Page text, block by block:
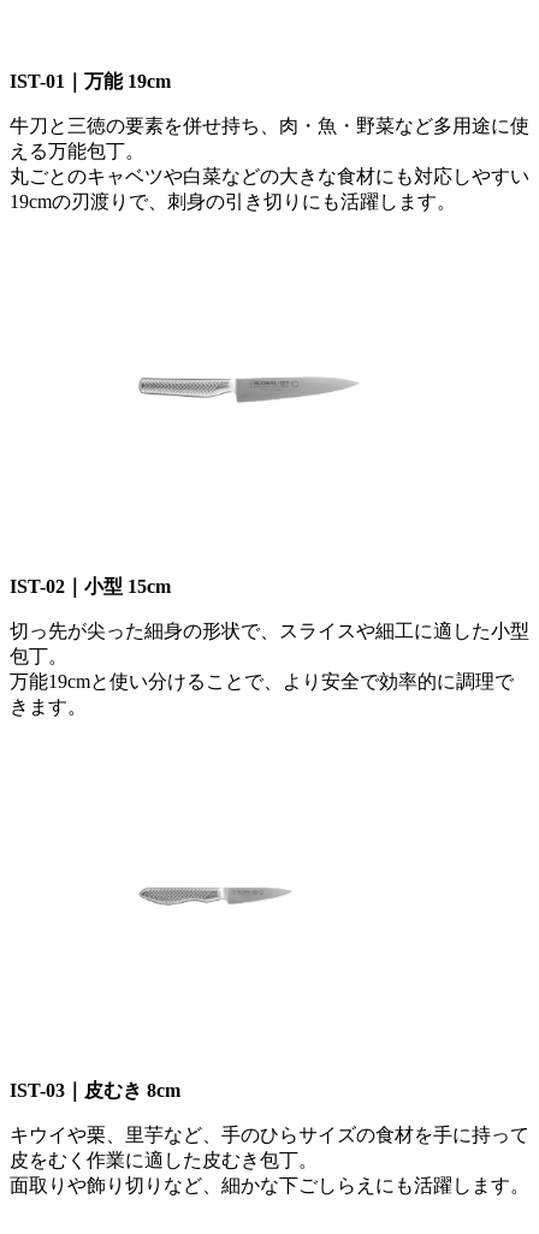
IST-01｜万能 19cm
牛刀と三徳の要素を併せ持ち、肉・魚・野菜など多用途に使
える万能包丁。
丸ごとのキャベツや白菜などの大きな食材にも対応しやすい
19cmの刃渡りで、刺身の引き切りにも活躍します。
IST-02｜小型 15cm
切っ先が尖った細身の形状で、スライスや細工に適した小型
包丁。
万能19cmと使い分けることで、より安全で効率的に調理で
きます。
IST-03｜皮むき 8cm
キウイや栗、里芋など、手のひらサイズの食材を手に持って
皮をむく作業に適した皮むき包丁。
面取りや飾り切りなど、細かな下ごしらえにも活躍します。